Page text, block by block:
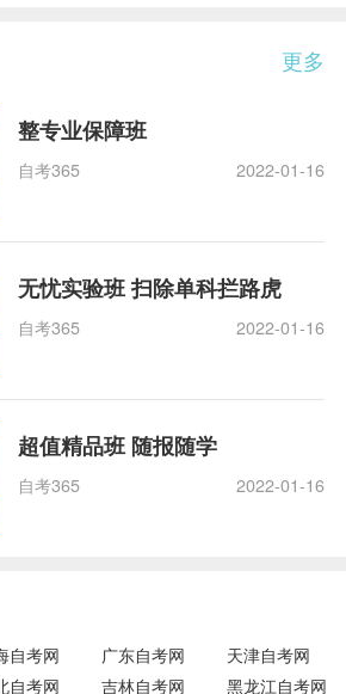
更多
整专业保障班
自考365 2022-01-16
无忧实验班 扫除单科拦路虎
自考365 2022-01-16
超值精品班 随报随学
自考365 2022-01-16
自考网 广东自考网
天津自考网
自考网 吉林自考网 黑龙江自考网